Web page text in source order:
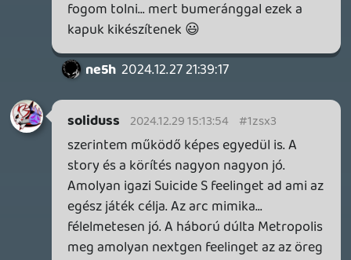
Na csak toltam egy kis gubát a WB-nak...
Black Friday dealben nem tudtam kihagyni
ezt a gyöngyszemet... ha másért nem a
story-t végig tolom, úgy hallottam az nem
rossz.
Van aki még tolja?
2024.07.16 13:56:29 #1zd0w
következp lépés a Ps + lesz 😃
október/november felé van rá sansz ,hogy
betolják.
Necroman
Mk2
2024.07.16
13:50:47